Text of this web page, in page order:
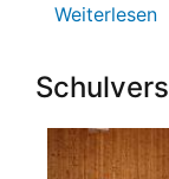
Weiterlesen
in